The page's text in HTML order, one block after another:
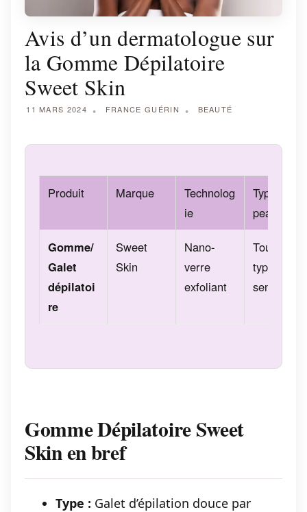
Avis d’un dermatologue sur
la Gomme Dépilatoire
Sweet Skin
11 MARS 2024 FRANCE GUÉRIN BEAUTÉ
Produit Marque
Technolog
ie
Type de
peau
Gomme/
Galet
dépilatoi
re
Sweet
Skin
Nano-
verre
exfoliant
Tous
types,
sensibles
Gomme Dépilatoire Sweet
Skin en bref
Type : Galet d’épilation douce par